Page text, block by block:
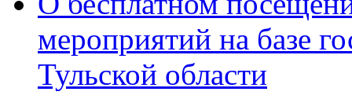
мероприятий на базе
Тульской области